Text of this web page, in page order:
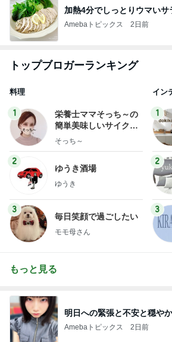
加熱4分でしっとりウマいサ
Amebaトピックス 2日前
トップブロガーランキング
料理
1
栄養士ママそっち～の
簡単美味しいサイクル
献立
そっち～
2
ゆうき酒場
ゆうき
3
毎日笑顔で過ごしたい
モモ母さん
イン
1
2
3
もっと見る
明日への緊張と不安と穏や
Amebaトピックス 2日前